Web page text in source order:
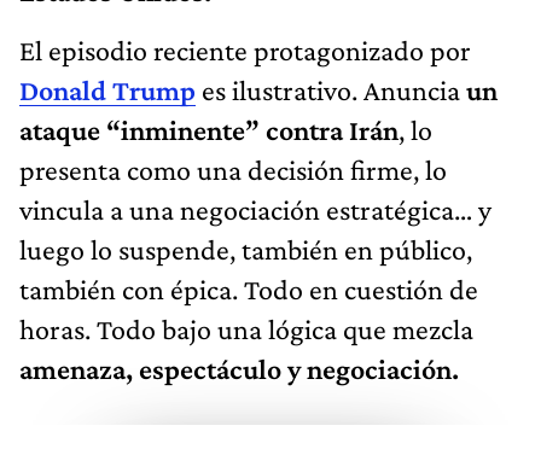
El episodio reciente protagonizado por
Donald Trump es ilustrativo. Anunciaun
ataque “inminente” contra Irán, lo
presenta como una decisión firme, lo
vincula a una negociación estratégica… y
luego lo suspende, también en público,
también con épica. Todo en cuestión de
horas. Todo bajo una lógica que mezcla
amenaza, espectáculo y negociación.